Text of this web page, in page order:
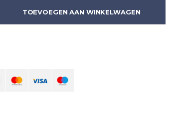
TOEVOEGEN AAN WINKELWAGEN